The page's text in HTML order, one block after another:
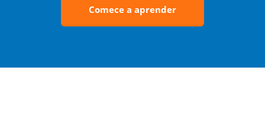
Comece a aprender